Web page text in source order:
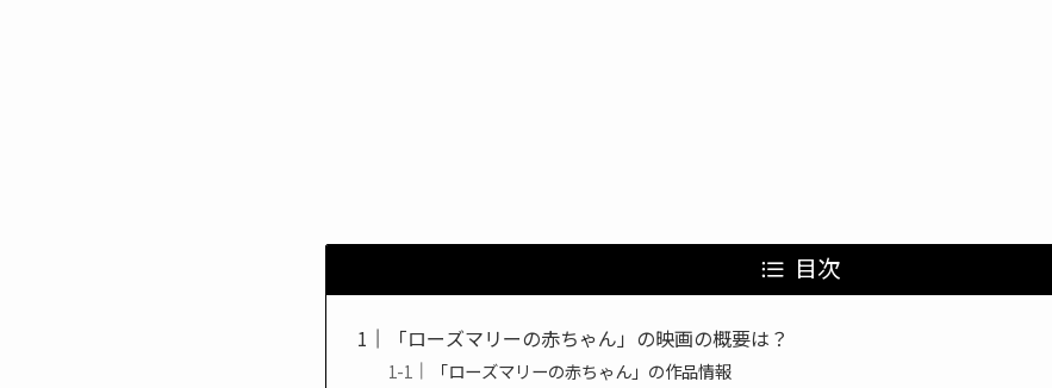
目次
「ローズマリーの赤ちゃん」の映画の概要は？
「ローズマリーの赤ちゃん」の作品情報